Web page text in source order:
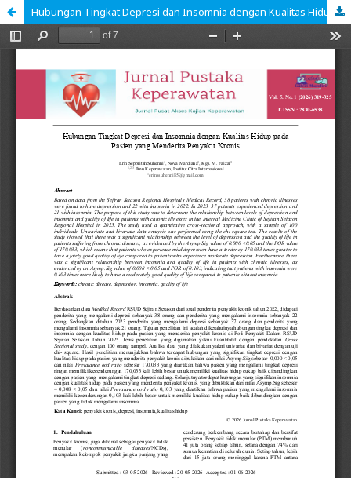
Hubungan Tingkat Depresi dan Insomnia dengan Kualitas Hidup pada Pasien yang Menderita Penyakit Kronis